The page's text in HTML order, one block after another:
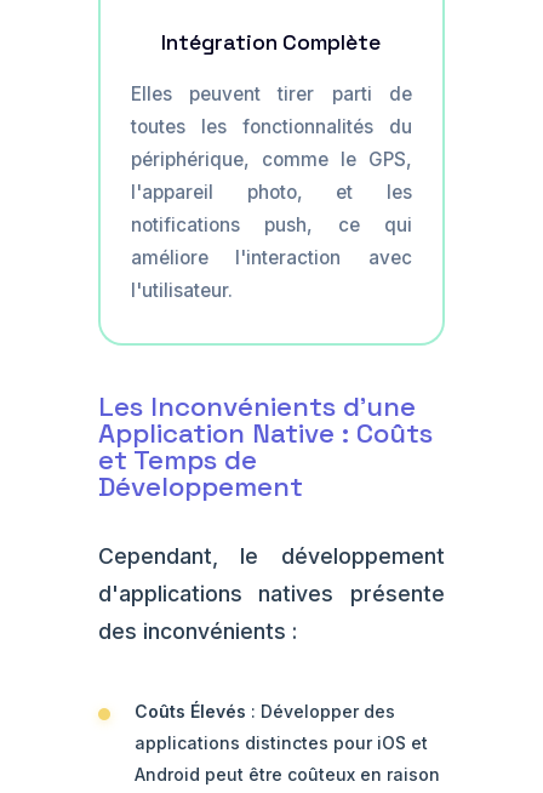
Intégration Complète
Elles peuvent tirer parti de
toutes les fonctionnalités du
périphérique, comme le GPS,
l'appareil photo, et les
notifications push, ce qui
améliore l'interaction avec
l'utilisateur.
Les Inconvénients d'une
Application Native : Coûts
et Temps de
Développement
Cependant, le développement
d'applications natives présente
des inconvénients :
Coûts Élevés : Développer des
applications distinctes pour iOS et
Android peut être coûteux en raison